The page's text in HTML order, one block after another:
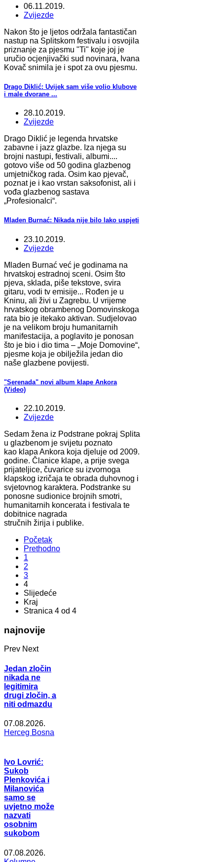
06.11.2019.
Zvijezde
Nakon što je ljetos održala fantastičan
nastup na Splitskom festivalu i osvojila
priznanje za pjesmu "Ti" koje joj je
uručio ocjenjivački sud novinara, Ivana
Kovač snimila je i spot za ovu pjesmu.
Drago Diklić: Uvijek sam više volio klubove
i male dvorane ...
28.10.2019.
Zvijezde
Drago Diklić je legenda hrvatske
zabavne i jazz glazbe. Iza njega su
brojni nastupi, festivali, albumi....
gotovo više od 50 godina glazbenog
umjetničkog rada. Osim kao pjevač,
poznat je i kao vrstan saksofonist, ali i
vođa glazbenog sastava
„Profesionalci“.
Mladen Burnać: Nikada nije bilo lako uspjeti
23.10.2019.
Zvijezde
Mladen Burnać već je godinama na
hrvatskoj estradnoj sceni. Osim što
pjeva, sklada, piše tekstove, svira
gitaru, vodi tv emisije... Rođen je u
Kninu, ali živi u Zagrebu. U vrijeme
hrvatskog obrambenog Domovinskoga
rata bio je itekako aktivan. Sudjelovao
je na velikom broju humanitarnih
manifestacija, a poglavito je ponosan
što je bio i dio tima – „Moje Domovine“,
pjesme koja je obilježila jedan dio
naše glazbene povijesti.
"Serenada" novi album klape Ankora
(Video)
22.10.2019.
Zvijezde
Sedam žena iz Podstrane pokraj Splita
u glazbenom je svijetu poznato
kao klapa Ankora koja djeluje od 2009.
godine. Članice klape, a prije svega
prijateljice, čuvarice su izvornoga
klapskog izričaja te obrada duhovnog i
svjetovnog karaktera. Podstranke su
ponosne sudionice brojnih smotri,
humanitarnih koncerata i festivala te
dobitnice nagrada
stručnih žirija i publike.
Početak
Prethodno
1
2
3
4
Slijedeće
Kraj
Stranica 4 od 4
najnovije
Prev Next
Jedan zločin
nikada ne
legitimira
drugi zločin, a
niti odmazdu
07.08.2026.
Herceg Bosna
Ivo Lovrić:
Sukob
Plenkovića i
Milanovića
samo se
uvjetno može
nazvati
osobnim
sukobom
07.08.2026.